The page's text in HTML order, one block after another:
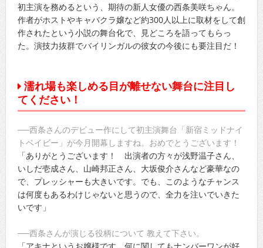
初主演を務めるという、期待の新人女優の西条美咲ちゃん。
作者がホストやキャバクラ嬢など約300人以上に取材をして創
作されたという小説の舞台化で、見どころを語ってもらっ
た。演技力抜群でバイリンガルの彼女の今後にも要注目だ！
濡れ場も楽しめる目が離せない舞台に注目し
てください！
──西条さんのデビュー作にして初主演舞台「新宿ミッドナイ
トベイビー」が今月開幕しますね。おめでとうございます！
「ありがとうございます！ 出演者の方々が浅野温子さん、
いしだ壱成さん、山崎邦正さん、大坂俊介さんなど豪華なの
で、プレッシャーも大きいです。でも、このようなチャンス
は何度もあるわけじゃないと思うので、全力を注いでいきた
いです」
──西条さんが演じる役柄について 教えて下さい。